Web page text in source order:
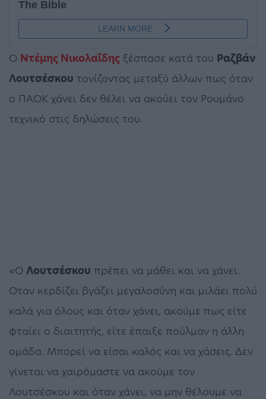
Ο Ντέμης Νικολαΐδης ξέσπασε κατά του Ραζβάν
Λουτσέσκου τονίζοντας μεταξύ άλλων πως όταν
ο ΠΑΟΚ χάνει δεν θέλει να ακούει τον Ρουμάνο
τεχνικό στις δηλώσεις του.
«Ο Λουτσέσκου πρέπει να μάθει και να χάνει.
Οταν κερδίζει βγάζει μεγαλοσύνη και μιλάει πολύ
καλά για όλους και όταν χάνει, ακούμε πως είτε
φταίει ο διαιτητής, είτε έπαιξε πούλμαν η άλλη
ομάδα. Μπορεί να είσαι καλός και να χάσεις. Δεν
γίνεται να χαιρόμαστε να ακούμε τον
Λουτσέσκου και όταν χάνει, να μην θέλουμε να